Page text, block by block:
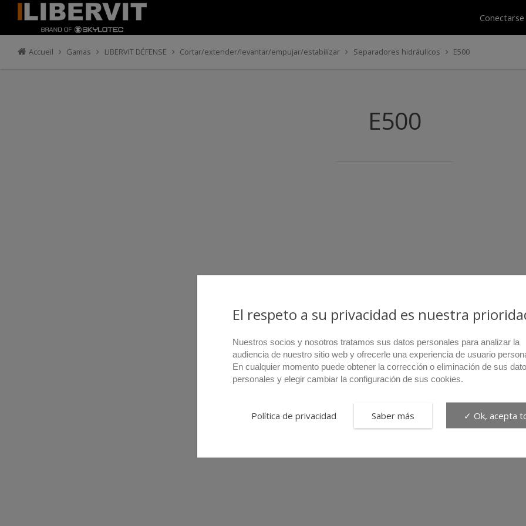
Conectarse
Accueil Gamas LIBERVIT DÉFENSE Cortar/extender/levantar/empujar/estabilizar Separadores hidráulicos E500
E500
El respeto a su privacidad es nuestra
Nuestros socios y nosotros tratamos sus datos personales para analizar la
audiencia de nuestro sitio web y ofrecerle una experiencia de usuario
En cualquier momento puede obtener la corrección o eliminación de sus
personales y elegir cambiar la configuración de sus cookies.
Política de privacidad Saber más ✓ Ok, acepta